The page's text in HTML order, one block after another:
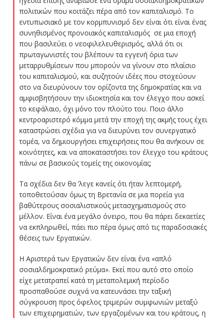
πολιτικών που κοιτάζει πέρα από τον καπιταλισμό. Το
εντυπωσιακό με τον κορμπυνισμό δεν είναι ότι είναι ένας
συνηθισμένος προνοιακός καπιταλισμός σε μια εποχή
που βασιλεύει ο νεοφιλελευθερισμός, αλλά ότι οι
πρωταγωνιστές του βλέπουν τα εγγενή όρια των
μεταρρυθμίσεων που μπορούν να γίνουν στο πλαίσιο
του καπιταλισμού, και συζητούν ιδέες που στοχεύουν
στο να διευρύνουν τον ορίζοντα της δημοκρατίας και να
αμφισβητήσουν την ιδιοκτησία και τον έλεγχο που ασκεί
το κεφάλαιο, όχι μόνο τον πλούτο του. Ποιο άλλο
κεντροαριστερό κόμμα μετά την εποχή της ακμής τους έχει
καταστρώσει σχέδια για να διευρύνει τον συνεργατικό
τομέα, να δημιουργήσει επιχειρήσεις που θα ανήκουν σε
κοινότητες, και να αποκαταστήσει τον έλεγχο του κράτους
πάνω σε βασικούς τομείς της οικονομίας;
Τα σχέδια δεν θα ’λεγε κανείς ότι ήταν λεπτομερή,
τοποθετούσαν όμως τη Βρετανία σε μια πορεία για
βαθύτερους σοσιαλιστικούς μετασχηματισμούς στο
μέλλον. Είναι ένα μεγάλο όνειρο, που θα πάρει δεκαετίες
να εκπληρωθεί, πάει πιο πέρα όμως από τις παραδοσιακές
θέσεις των Εργατικών.
Η Αριστερά των Εργατικών δεν είναι ένα «απλό
σοσιαλδημοκρατικό ρεύμα». Εκεί που αυτό στο οποίο
είχε μετατραπεί κατά τη μεταπολεμική περίοδο
προσπαθούσε συχνά να κατευνάσει την ταξική
σύγκρουση προς όφελος τριμερών συμφωνιών μεταξύ
των επιχειρηματιών, των εργαζομένων και του κράτους, η